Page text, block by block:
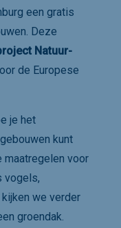
een gratis
Deze
Natuur-
de Europese
je het
kunt
maatregelen voor
vogels,
we verder
groendak.